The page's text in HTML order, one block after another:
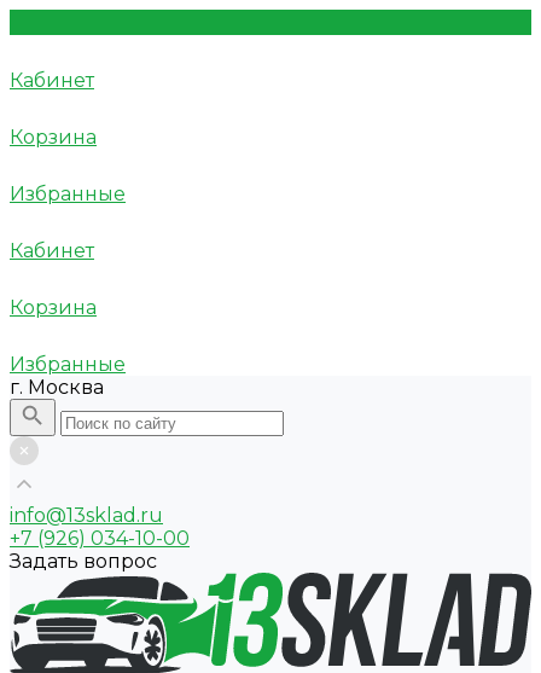
Кабинет
Корзина
Избранные
Кабинет
Корзина
Избранные
г. Москва
info@13sklad.ru
+7 (926) 034-10-00
Задать вопрос